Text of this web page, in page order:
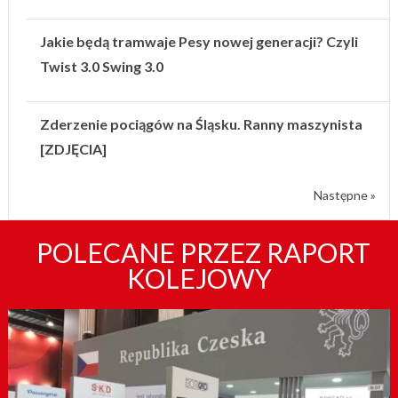
Jakie będą tramwaje Pesy nowej generacji? Czyli
Twist 3.0 Swing 3.0
Zderzenie pociągów na Śląsku. Ranny maszynista
[ZDJĘCIA]
Następne »
POLECANE PRZEZ RAPORT
KOLEJOWY